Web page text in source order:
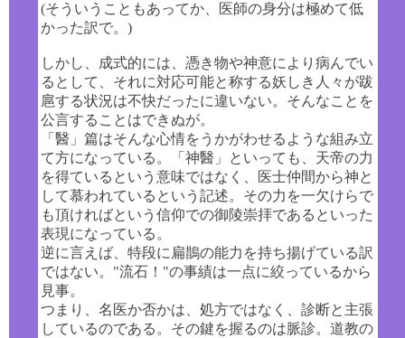
(そういうこともあってか、医師の身分は極めて低
かった訳で。)
しかし、成式的には、憑き物や神意により病んでい
るとして、それに対応可能と称する妖しき人々が跋
扈する状況は不快だったに違いない。そんなことを
公言することはできぬが。
「醫」篇はそんな心情をうかがわせるような組み立
て方になっている。「神醫」といっても、天帝の力
を得ているという意味ではなく、医士仲間から神と
して慕われているという記述。その力を一欠けらで
も頂ければという信仰での御陵崇拝であるといった
表現になっている。
逆に言えば、特段に扁鵲の能力を持ち揚げている訳
ではない。"流石！"の事績は一点に絞っているから
見事。
つまり、名医か否かは、処方ではなく、診断と主張
しているのである。その鍵を握るのは脈診。道教の